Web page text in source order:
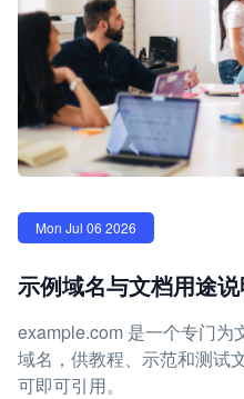
Mon Jul 06 2026
示例域名与文档用途
example.com 是一个专门为
域名，供教程、示范和测试
可即可引用。